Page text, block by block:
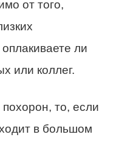
от того,
ли
или коллег.
то, если
в большом